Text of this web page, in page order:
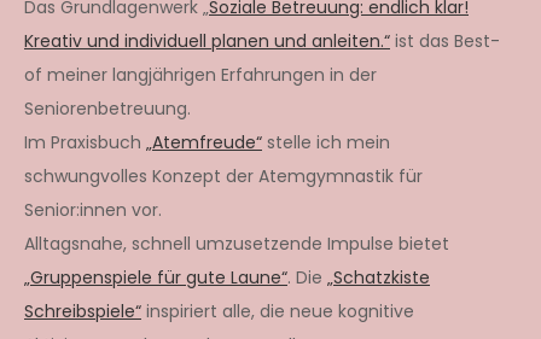
Das Grundlagenwerk „Soziale Betreuung: endlich klar!
Kreativ und individuell planen und anleiten.“ ist das Best-
of meiner langjährigen Erfahrungen in der
Seniorenbetreuung.
Im Praxisbuch „Atemfreude“ stelle ich mein
schwungvolles Konzept der Atemgymnastik für
Senior:innen vor.
Alltagsnahe, schnell umzusetzende Impulse bietet
„Gruppenspiele für gute Laune“. Die „Schatzkiste
Schreibspiele“ inspiriert alle, die neue kognitive